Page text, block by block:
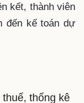
kết, thành viên
đến kế toán dự
thống kê